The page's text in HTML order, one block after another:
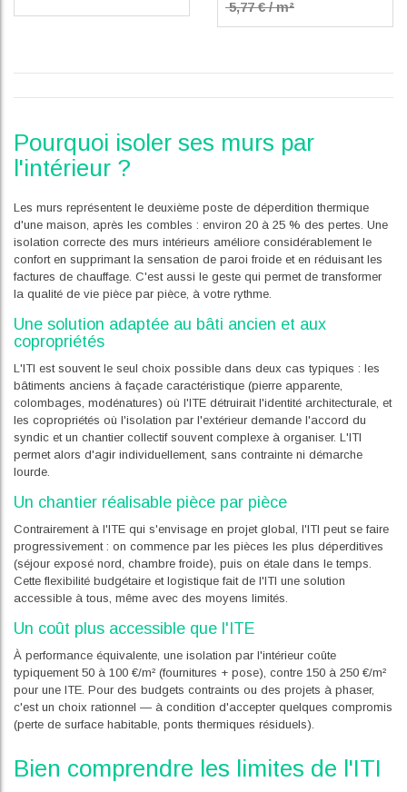
5,77 € / m²
Pourquoi isoler ses murs par
l'intérieur ?
Les murs représentent le deuxième poste de déperdition thermique
d'une maison, après les combles : environ 20 à 25 % des pertes. Une
isolation correcte des murs intérieurs améliore considérablement le
confort en supprimant la sensation de paroi froide et en réduisant les
factures de chauffage. C'est aussi le geste qui permet de transformer
la qualité de vie pièce par pièce, à votre rythme.
Une solution adaptée au bâti ancien et aux
copropriétés
L'ITI est souvent le seul choix possible dans deux cas typiques : les
bâtiments anciens à façade caractéristique (pierre apparente,
colombages, modénatures) où l'ITE détruirait l'identité architecturale, et
les copropriétés où l'isolation par l'extérieur demande l'accord du
syndic et un chantier collectif souvent complexe à organiser. L'ITI
permet alors d'agir individuellement, sans contrainte ni démarche
lourde.
Un chantier réalisable pièce par pièce
Contrairement à l'ITE qui s'envisage en projet global, l'ITI peut se faire
progressivement : on commence par les pièces les plus déperditives
(séjour exposé nord, chambre froide), puis on étale dans le temps.
Cette flexibilité budgétaire et logistique fait de l'ITI une solution
accessible à tous, même avec des moyens limités.
Un coût plus accessible que l'ITE
À performance équivalente, une isolation par l'intérieur coûte
typiquement 50 à 100 €/m² (fournitures + pose), contre 150 à 250 €/m²
pour une ITE. Pour des budgets contraints ou des projets à phaser,
c'est un choix rationnel — à condition d'accepter quelques compromis
(perte de surface habitable, ponts thermiques résiduels).
Bien comprendre les limites de l'ITI